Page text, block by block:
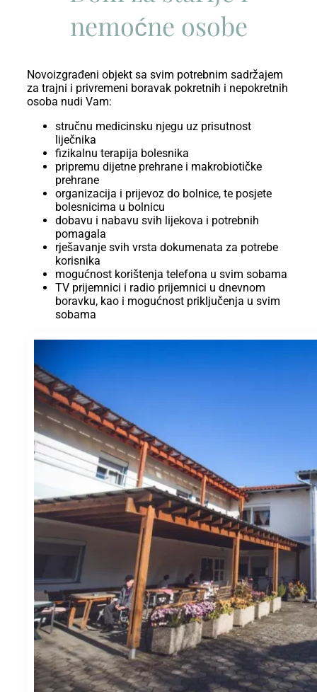
nemoćne osobe
Novoizgrađeni objekt sa svim potrebnim sadržajem
za trajni i privremeni boravak pokretnih i nepokretnih
osoba nudi Vam:
stručnu medicinsku njegu uz prisutnost
liječnika
fizikalnu terapija bolesnika
pripremu dijetne prehrane i makrobiotičke
prehrane
organizacija i prijevoz do bolnice, te posjete
bolesnicima u bolnicu
dobavu i nabavu svih lijekova i potrebnih
pomagala
rješavanje svih vrsta dokumenata za potrebe
korisnika
mogućnost korištenja telefona u svim sobama
TV prijemnici i radio prijemnici u dnevnom
boravku, kao i mogućnost priključenja u svim
sobama